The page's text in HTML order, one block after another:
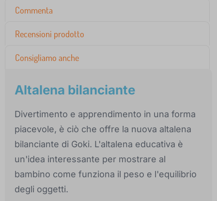
Commenta
Recensioni prodotto
Consigliamo anche
Altalena bilanciante
Divertimento e apprendimento in una forma
piacevole, è ciò che offre la nuova altalena
bilanciante di Goki. L'altalena educativa è
un'idea interessante per mostrare al
bambino come funziona il peso e l'equilibrio
degli oggetti.